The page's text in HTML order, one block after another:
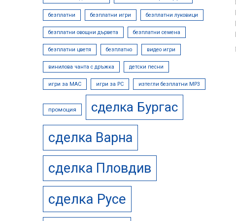
безплатни безплатни игри безплатни луковици
безплатни овощни дървета безплатни семена
безплатни цветя безплатно видео игри
винилова чанта с дръжка детски песни
игри за MAC игри за PC изтегли безплатни МР3
промоция сделка Бургас
сделка Варна
сделка Пловдив
сделка Русе